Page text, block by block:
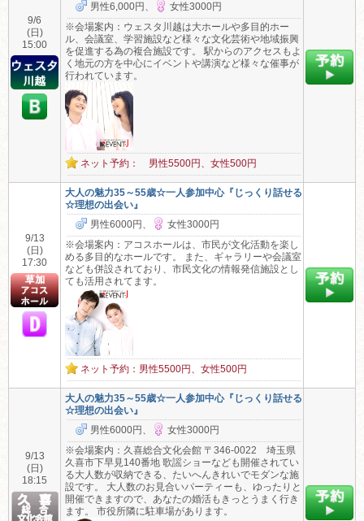
9/6
(日)
15:00
男性6,000円、
女性3000円
※会場案内：ウェスタ川越は大ホールや多目的ホー
ル、会議室、学習施設など様々な文化芸術や地域振興
を促進する為の複合施設です。 駅からのアクセスもよ
く地元の方を中心にイベントや講演など様々な催事が
行われています。
ネット予約： 男性5500円、女性500円
9/13
(日)
17:30
大人の魅力35～55歳☆一人参加中心『じっくり話せる
☆理想の出会い』
男性6000円、
女性3000円
※会場案内：アコスホールは、市民が文化活動を楽し
める多目的なホールです。 また、ギャラリーや会議室
なども併設されており、市民文化の情報発信施設とし
ても活用されてます。
ネット予約：男性5500円、女性500円
9/13
(日)
18:15
大人の魅力35～55歳☆一人参加中心『じっくり話せる
☆理想の出会い』
男性6000円、
女性3000円
※会場案内：久喜総合文化会館 〒346-0022 埼玉県
久喜市下早見140番地 歌謡ショーなども開催されてい
る大人数が収納できる、たいへんきれいでモダンな施
設です。 大人数のお見合いパーティーも、ゆったりと
開催できますので、あなたの婚活もきっとうまく行き
ます。 市役所隣に駐車場があります。